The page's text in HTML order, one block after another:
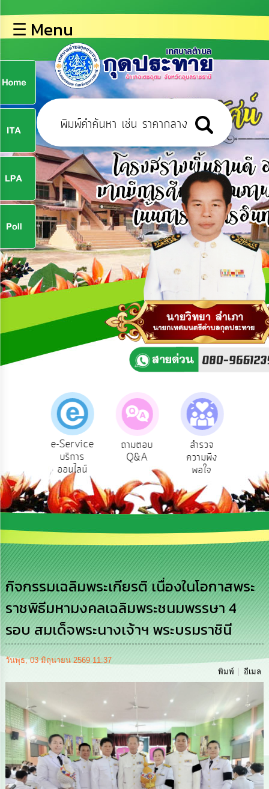
หลัก
ข้อมูล
พื้น
ฐาน
บุคลากร
ข่าว
ประชาสัมพันธ์
การ
ปฏิสัมพันธ์
ข้อมูล
รับ
ฟัง
ความ
คิด
เห็น
แผน
แผน
พัฒนา
บริหาร/
ทรัพยากร
การ
บริหาร
งาน
ส่ง
เสริม
ความ
โปร่งใส
การ
จัด
ซื้อ
จัด
จ้าง
การ
เงิน
คลัง
นโยบาย
No
Gift
Policy
☰ Menu
ยากร
คล
e-Service
บริการ
ออนไลน์
ถามตอบ
Q&A
สำรวจ
ความพึง
พอใจ
กิจกรรมเฉลิมพระเกียรติ เนื่องในโอกาสพระ
ราชพิธีมหามงคลเฉลิมพระชนมพรรษา 4
รอบ สมเด็จพระนางเจ้าฯ พระบรมราชินี
วันพุธ, 03 มิถุนายน 2569 11:37
พิมพ์
อีเมล